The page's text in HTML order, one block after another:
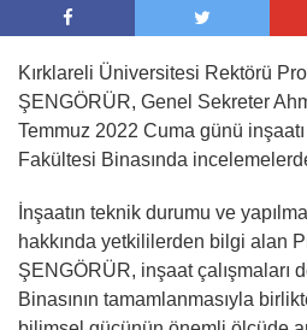
Kırklareli Üniversitesi Rektörü
ŞENGÖRÜR, Genel Sekreter
Temmuz 2022 Cuma günü
Fakültesi Binasında
İnşaatın teknik durumu ve
hakkında yetkililerden bilgi alan
ŞENGÖRÜR, inşaat çalışmaları
Binasının tamamlanmasıyla